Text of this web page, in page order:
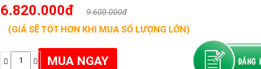
6.820.000đ
9.600.000đ
(GIÁ SẼ TỐT HƠN KHI MUA SỐ LƯỢNG LỚN)